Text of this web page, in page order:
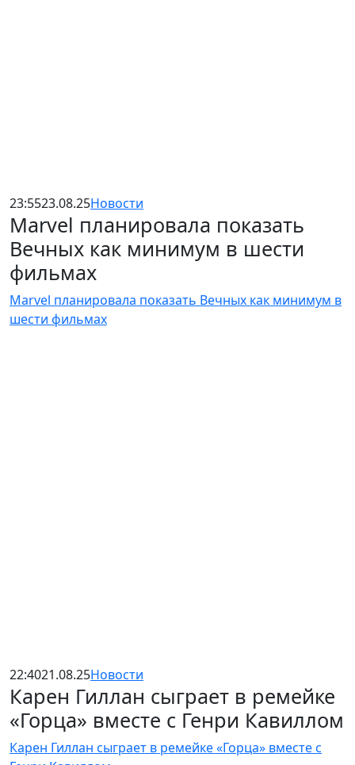
23:5523.08.25Новости
Marvel планировала показать
Вечных как минимум в шести
фильмах
Marvel планировала показать Вечных как минимум в
шести фильмах
22:4021.08.25Новости
Карен Гиллан сыграет в ремейке
«Горца» вместе с Генри Кавиллом
Карен Гиллан сыграет в ремейке «Горца» вместе с